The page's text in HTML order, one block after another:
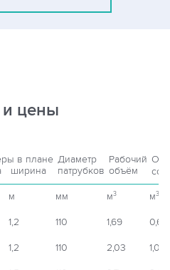
и цены
в плане Диаметр
патрубков
Рабочий
объём
ширина
м мм м3 м3
1,2 110 1,69 0,6
1,2 110 2,03 1,08